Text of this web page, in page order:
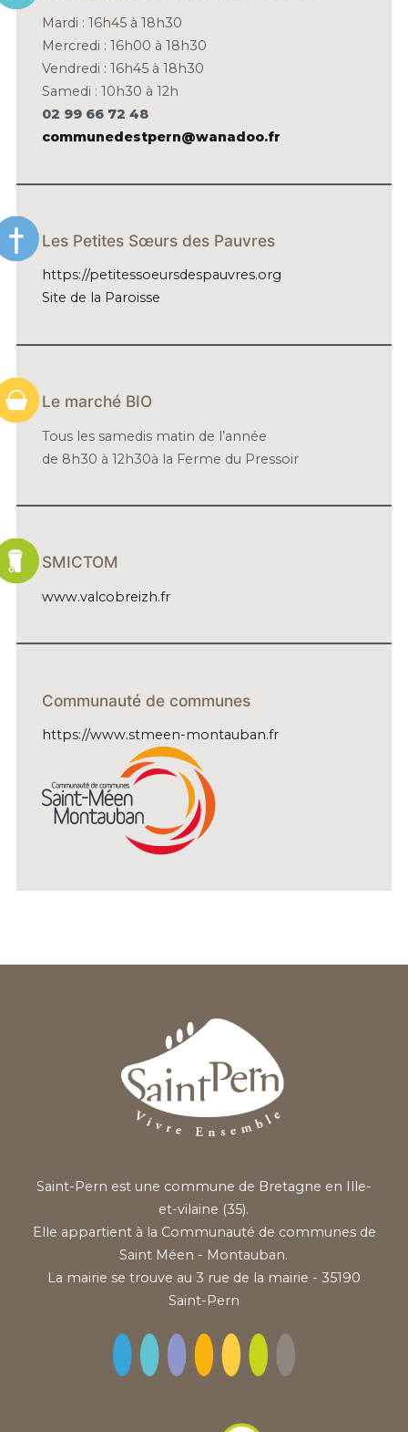
Mardi : 16h45 à 18h30
Mercredi : 16h00 à 18h30
Vendredi : 16h45 à 18h30
Samedi : 10h30 à 12h
02 99 66 72 48
communedestpern@wanadoo.fr
Les Petites Sœurs des Pauvres
https://petitessoeursdespauvres.org
Site de la Paroisse
Le marché BIO
Tous les samedis matin de l’année
de 8h30 à 12h30à la Ferme du Pressoir
SMICTOM
www.valcobreizh.fr
Communauté de communes
https://www.stmeen-montauban.fr
Saint-Pern est une commune de Bretagne en Ille-
et-vilaine (35).
Elle appartient à la Communauté de communes de
Saint Méen - Montauban.
La mairie se trouve au 3 rue de la mairie - 35190
Saint-Pern